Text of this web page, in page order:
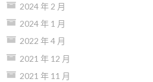
2024 年 2 月
2024 年 1 月
2022 年 4 月
2021 年 12 月
2021 年 11 月